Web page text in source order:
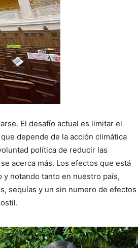
El desafío actual es limitar el
depende de la acción climática
política de reducir las
acerca más. Los efectos que está
notando tanto en nuestro país,
sequías y un sin numero de efectos